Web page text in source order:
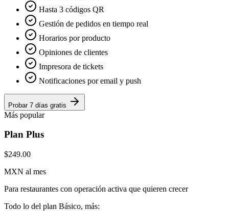
Hasta 3 códigos QR
Gestión de pedidos en tiempo real
Horarios por producto
Opiniones de clientes
Impresora de tickets
Notificaciones por email y push
Probar 7 días gratis
Más popular
Plan Plus
$249.00
MXN al mes
Para restaurantes con operación activa que quieren crecer
Todo lo del plan Básico, más: